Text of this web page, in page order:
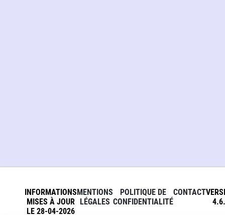
INFORMATIONS
MISES À JOUR
LE 28-04-2026
MENTIONS
LÉGALES
POLITIQUE DE
CONFIDENTIALITÉ
CONTACT